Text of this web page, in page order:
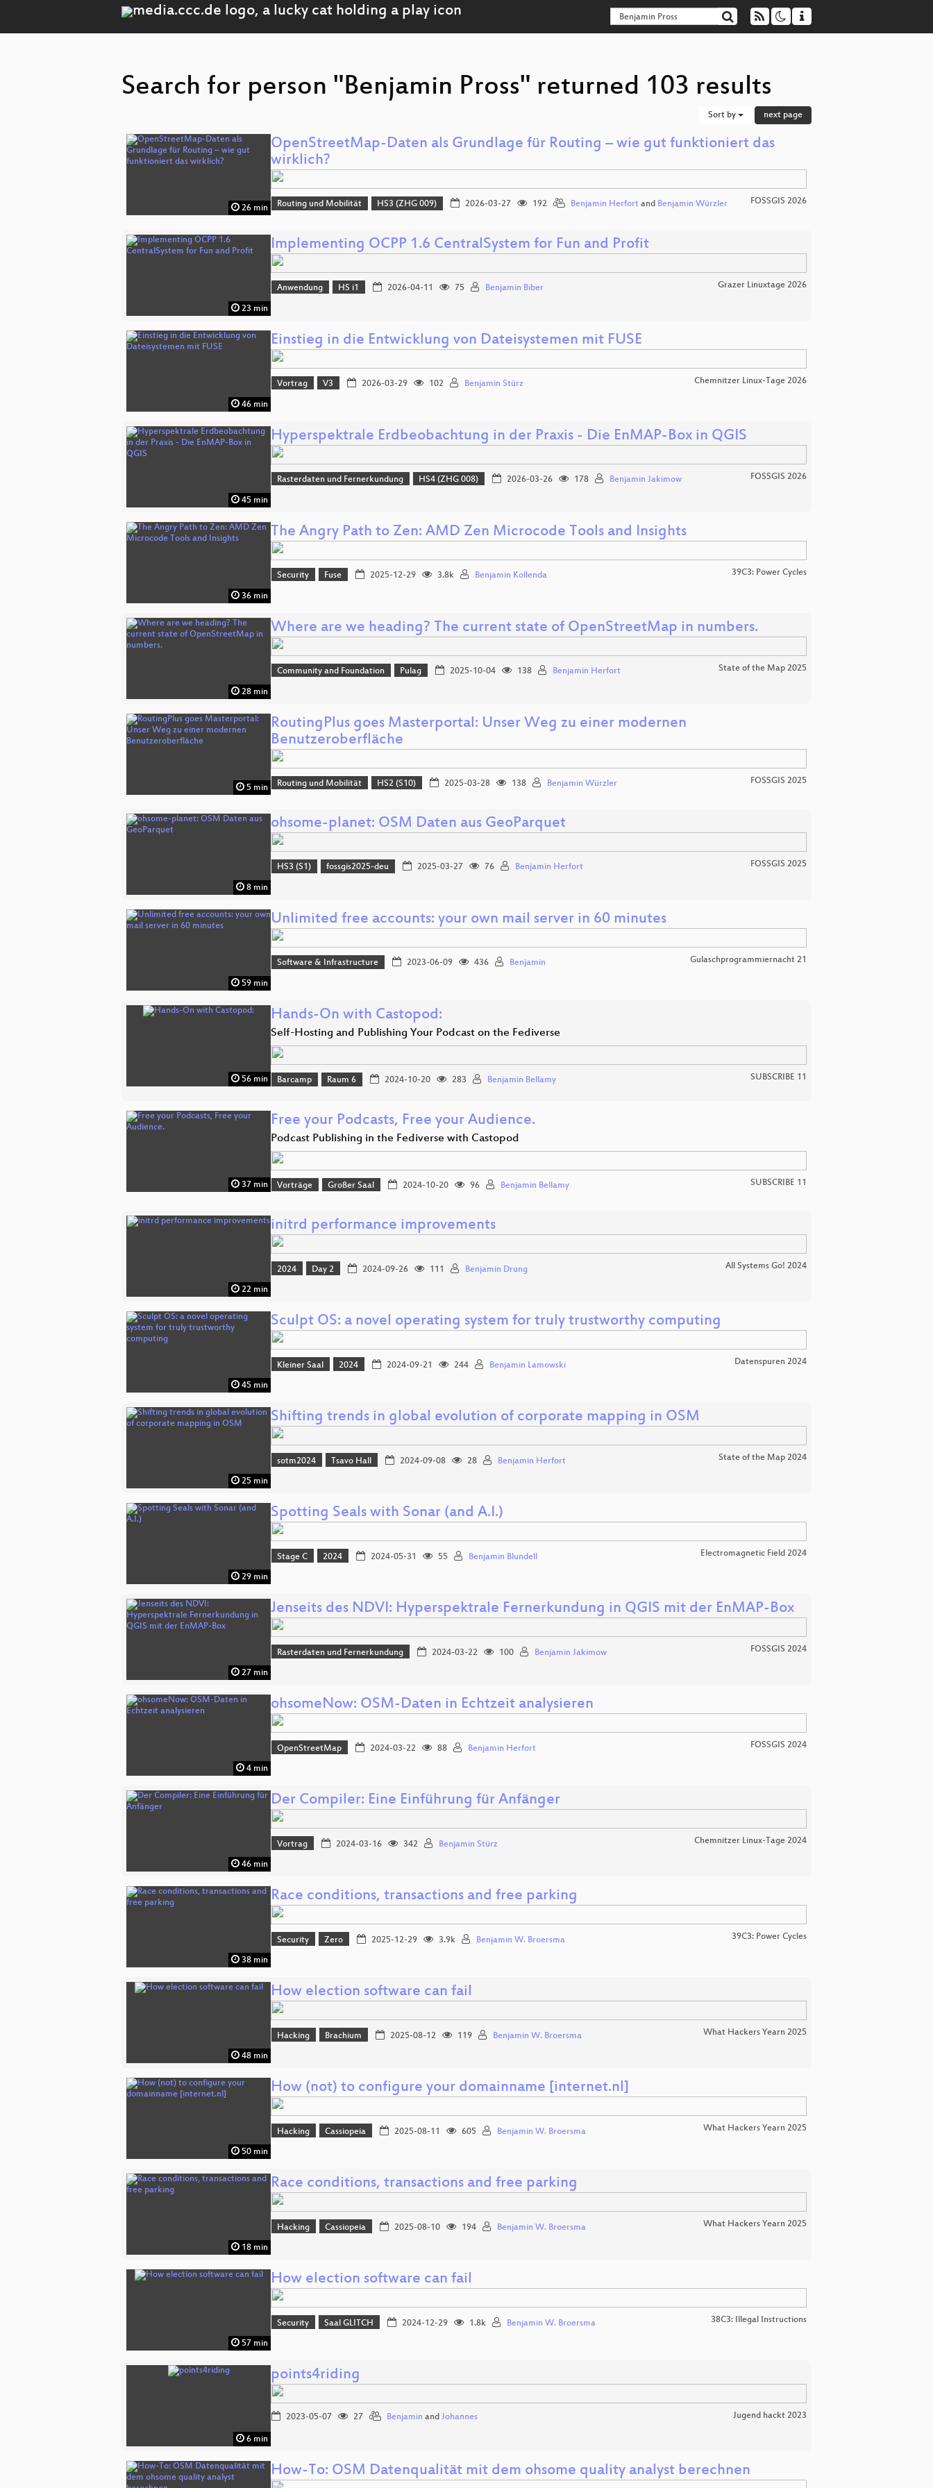
Search for person "Benjamin Pross" returned 103 results
Sort by next page
26 min
OpenStreetMap-Daten als Grundlage für Routing – wie gut funktioniert das
wirklich?
Routing und Mobilität HS3 (ZHG 009) 2026-03-27 192 Benjamin Herfortand Benjamin Würzler FOSSGIS 2026
23 min
Implementing OCPP 1.6 CentralSystem for Fun and Profit
Anwendung HS i1 2026-04-11 75 Benjamin Biber Grazer Linuxtage 2026
46 min
Einstieg in die Entwicklung von Dateisystemen mit FUSE
Vortrag V3 2026-03-29 102 Benjamin Stürz Chemnitzer Linux-Tage 2026
45 min
Hyperspektrale Erdbeobachtung in der Praxis - Die EnMAP-Box in QGIS
Rasterdaten und Fernerkundung HS4 (ZHG 008) 2026-03-26 178 Benjamin Jakimow FOSSGIS 2026
36 min
The Angry Path to Zen: AMD Zen Microcode Tools and Insights
Security Fuse 2025-12-29 3.8k Benjamin Kollenda 39C3: Power Cycles
28 min
Where are we heading? The current state of OpenStreetMap in numbers.
Community and Foundation Pulag 2025-10-04 138 Benjamin Herfort State of the Map 2025
5 min
RoutingPlus goes Masterportal: Unser Weg zu einer modernen
Benutzeroberfläche
Routing und Mobilität HS2 (S10) 2025-03-28 138 Benjamin Würzler FOSSGIS 2025
8 min
ohsome-planet: OSM Daten aus GeoParquet
HS3 (S1) fossgis2025-deu 2025-03-27 76 Benjamin Herfort FOSSGIS 2025
59 min
Unlimited free accounts: your own mail server in 60 minutes
Software & Infrastructure 2023-06-09 436 Benjamin Gulaschprogrammiernacht 21
56 min
Hands-On with Castopod:
Self-Hosting and Publishing Your Podcast on the Fediverse
Barcamp Raum 6 2024-10-20 283 Benjamin Bellamy SUBSCRIBE 11
37 min
Free your Podcasts, Free your Audience.
Podcast Publishing in the Fediverse with Castopod
Vorträge Großer Saal 2024-10-20 96 Benjamin Bellamy SUBSCRIBE 11
22 min
initrd performance improvements
2024 Day 2 2024-09-26 111 Benjamin Drung All Systems Go! 2024
45 min
Sculpt OS: a novel operating system for truly trustworthy computing
Kleiner Saal 2024 2024-09-21 244 Benjamin Lamowski Datenspuren 2024
25 min
Shifting trends in global evolution of corporate mapping in OSM
sotm2024 Tsavo Hall 2024-09-08 28 Benjamin Herfort State of the Map 2024
29 min
Spotting Seals with Sonar (and A.I.)
Stage C 2024 2024-05-31 55 Benjamin Blundell Electromagnetic Field 2024
27 min
Jenseits des NDVI: Hyperspektrale Fernerkundung in QGIS mit der EnMAP-Box
Rasterdaten und Fernerkundung 2024-03-22 100 Benjamin Jakimow FOSSGIS 2024
4 min
ohsomeNow: OSM-Daten in Echtzeit analysieren
OpenStreetMap 2024-03-22 88 Benjamin Herfort FOSSGIS 2024
46 min
Der Compiler: Eine Einführung für Anfänger
Vortrag 2024-03-16 342 Benjamin Stürz Chemnitzer Linux-Tage 2024
38 min
Race conditions, transactions and free parking
Security Zero 2025-12-29 3.9k Benjamin W. Broersma 39C3: Power Cycles
48 min
How election software can fail
Hacking Brachium 2025-08-12 119 Benjamin W. Broersma What Hackers Yearn 2025
50 min
How (not) to configure your domainname [internet.nl]
Hacking Cassiopeia 2025-08-11 605 Benjamin W. Broersma What Hackers Yearn 2025
18 min
Race conditions, transactions and free parking
Hacking Cassiopeia 2025-08-10 194 Benjamin W. Broersma What Hackers Yearn 2025
57 min
How election software can fail
Security Saal GLITCH 2024-12-29 1.8k Benjamin W. Broersma 38C3: Illegal Instructions
6 min
points4riding
2023-05-07 27 Benjamin and Johannes Jugend hackt 2023
How-To: OSM Datenqualität mit dem ohsome quality analyst berechnen